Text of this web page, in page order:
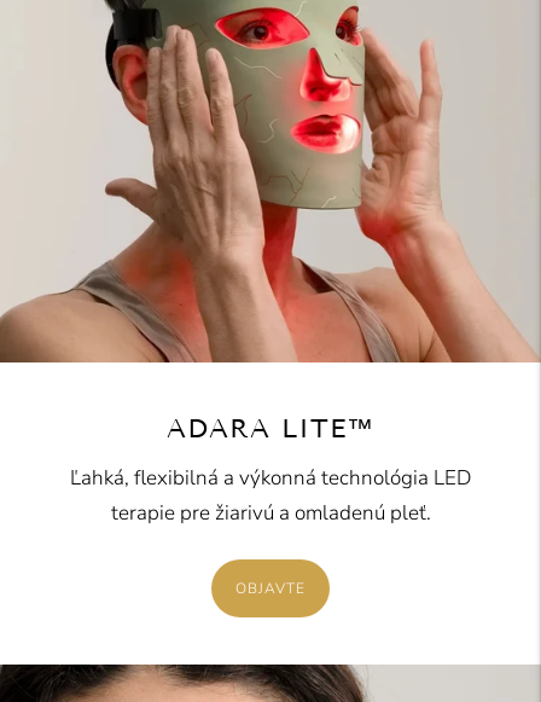
ADARA LITE™
Ľahká, flexibilná a výkonná technológia LED
terapie pre žiarivú a omladenú pleť.
OBJAVTE